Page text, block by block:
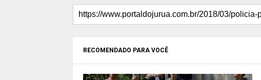
RECOMENDADO PARA VOCÊ